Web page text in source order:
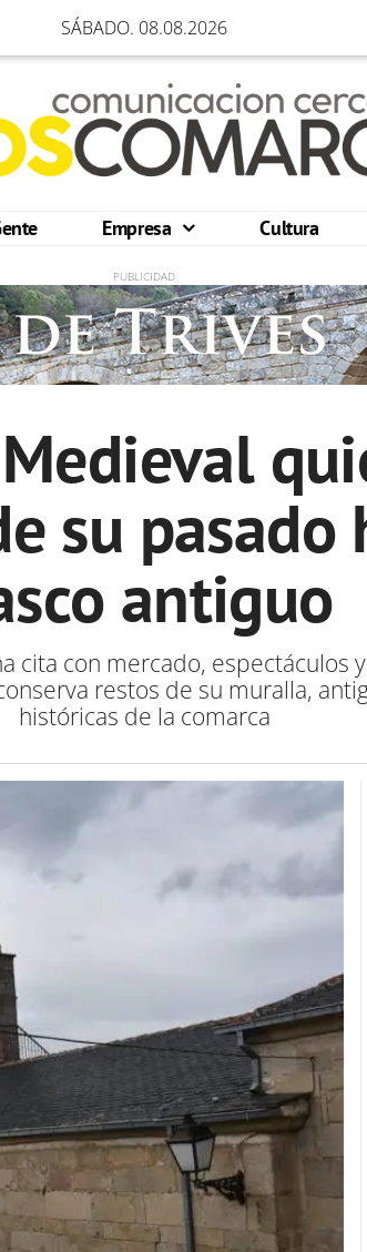
SÁBADO. 08.08.2026
Empresa Cultura
su pasado
antiguo
cita con mercado, espectáculos
restos de su muralla,
históricas de la comarca